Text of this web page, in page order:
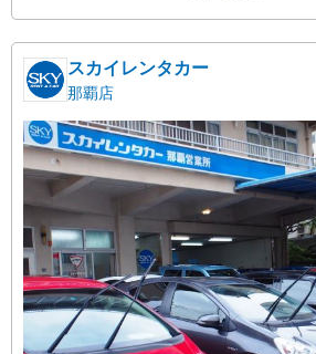
スカイレンタカー
那覇店